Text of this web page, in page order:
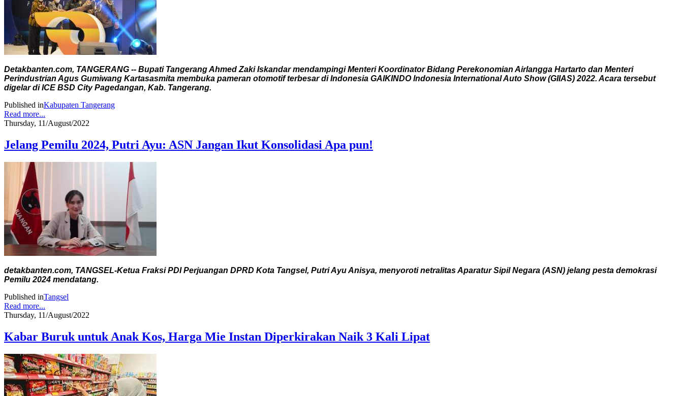
Detakbanten.com, TANGERANG -- Bupati Tangerang Ahmed Zaki Iskandar mendampingi Menteri Koordinator Bidang Perekonomian Airlangga Hartarto dan Menteri
Perindustrian Agus Gumiwang Kartasasmita membuka pameran otomotif terbesar di Indonesia GAIKINDO Indonesia International Auto Show (GIIAS) 2022. Acara tersebut
digelar di ICE BSD City Pagedangan, Kab. Tangerang.
Published inKabupaten Tangerang
Read more...
Thursday, 11/August/2022
Jelang Pemilu 2024, Putri Ayu: ASN Jangan Ikut Konsolidasi Apa pun!
detakbanten.com, TANGSEL-Ketua Fraksi PDI Perjuangan DPRD Kota Tangsel, Putri Ayu Anisya, menyoroti netralitas Aparatur Sipil Negara (ASN) jelang pesta demokrasi
Pemilu 2024 mendatang.
Published inTangsel
Read more...
Thursday, 11/August/2022
Kabar Buruk untuk Anak Kos, Harga Mie Instan Diperkirakan Naik 3 Kali Lipat